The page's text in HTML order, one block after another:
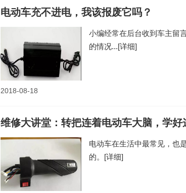
电动车充不进电，我该报废它吗？
小编经常在后台收到车主留
的情况...[详细]
2018-08-18
维修大讲堂：转把连着电动车大脑，学好
电动车在生活中最常见，也
的。 [详细]